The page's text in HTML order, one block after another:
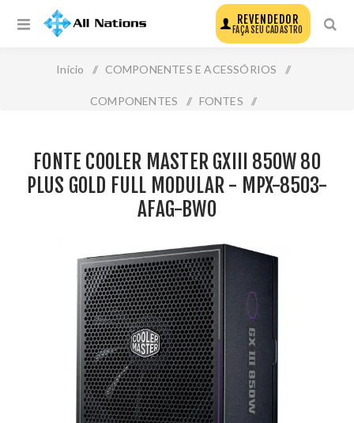
REVENDEDOR
FAÇA SEU CADASTRO
Início / COMPONENTES E ACESSÓRIOS /
COMPONENTES / FONTES /
- Mpx-8503-Afag-Bwo
FONTE COOLER MASTER GXIII 850W 80
PLUS GOLD FULL MODULAR - MPX-8503-
AFAG-BWO